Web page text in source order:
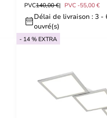
PVC140,00 € PVC -55,00 €
Délai de livraison : 3 -
ouvré(s)
- 14 % EXTRA